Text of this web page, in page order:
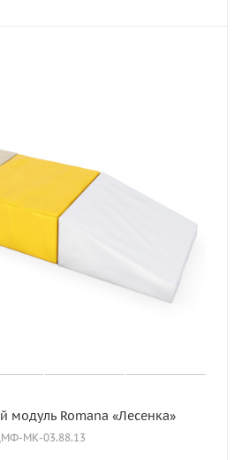
модуль Romana «Лесенка»
МК-03.88.13